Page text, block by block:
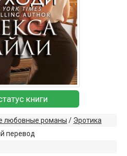
книги
любовные романы / Эротика
перевод